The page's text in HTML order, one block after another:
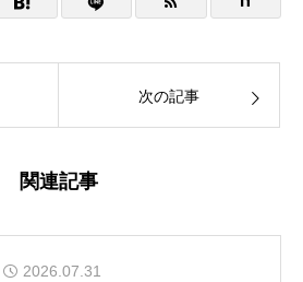
次の記事
関連記事
2026.07.31